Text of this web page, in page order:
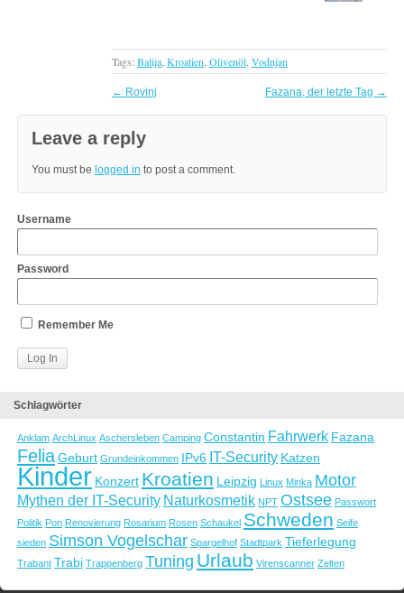
Tags: Balija Kroatien Olivenöl Vodnjan
← Rovinj Fazana, der letzte Tag →
Leave a reply
You must be logged in to post a comment.
Username
Password
Remember Me
Schlagwörter
Anklam ArchLinux Aschersleben Camping Constantin Fahrwerk Fazana
FeliaGeburt Grundeinkommen IPv6 IT-Security Katzen
Kinder Konzert Kroatien Leipzig Linux Minka Motor
Mythen der IT-Security Naturkosmetik NPT Ostsee Passwort
Politik Pon Renovierung Rosarium Rosen Schaukel Schweden Seife
sieden Simson Vogelschar Spargelhof Stadtpark Tieferlegung
Trabant Trabi Trappenberg Tuning Urlaub Virenscanner Zelten